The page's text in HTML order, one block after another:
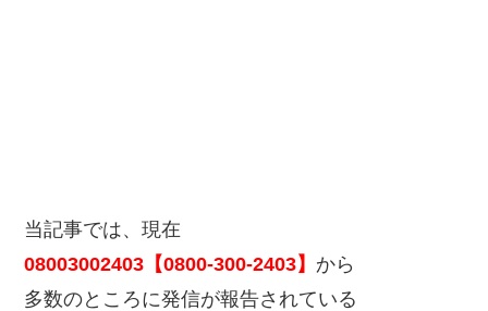
当記事では、現在
08003002403【0800-300-2403】 から
多数のところに発信が報告されている